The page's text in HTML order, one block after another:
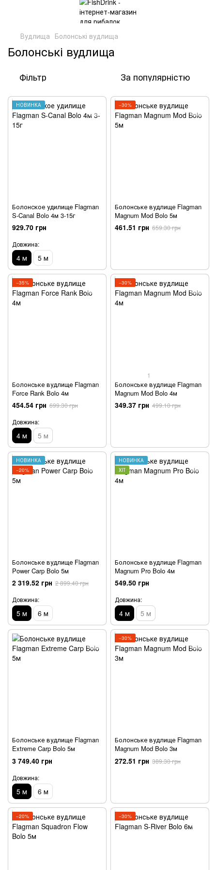
Вудлища Болонські вудлища
Болонські вудлища
Фільтр За популярністю
НОВИНКА
Болонское удилище Flagman
S-Canal Bolo 4м 3-15г
929.70 грн
Довжина:
4 м 5 м
−30%
Болонське вудлище Flagman
Magnum Mod Bolo 5м
461.51 грн 659.30 грн
−35%
Болонське вудлище Flagman
Force Rank Bolo 4м
454.54 грн 699.30 грн
Довжина:
4 м 5 м
−30%
1
Болонське вудлище Flagman
Magnum Mod Bolo 4м
349.37 грн 499.10 грн
НОВИНКА
−20%
Болонське вудлище Flagman
Power Carp Bolo 5м
2 319.52 грн 2 899.40 грн
Довжина:
5 м 6 м
НОВИНКА
ХІТ
Болонське вудлище Flagman
Magnum Pro Bolo 4м
549.50 грн
Довжина:
4 м 5 м
Болонське вудлище Flagman
Extreme Carp Bolo 5м
3 749.40 грн
Довжина:
5 м 6 м
−30%
Болонське вудлище Flagman
Magnum Mod Bolo 3м
272.51 грн 389.30 грн
−20% −30%